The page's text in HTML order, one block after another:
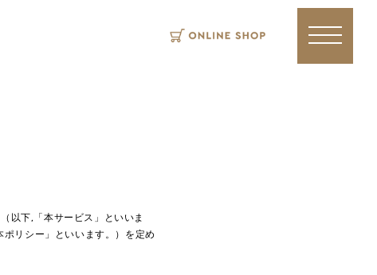
以下,「本サービス」といいま
リシー」といいます。）を定め